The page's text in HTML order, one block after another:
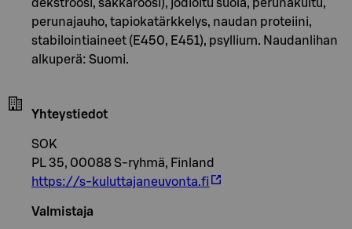
dekstroosi, sakkaroosi), jodioitu suola, perunakuitu,
perunajauho, tapiokatärkkelys, naudan proteiini,
stabilointiaineet (E450, E451), psyllium. Naudanlihan
alkuperä: Suomi.
Yhteystiedot
SOK
PL 35, 00088 S-ryhmä, Finland
https://s-kuluttajaneuvonta.fi
Valmistaja